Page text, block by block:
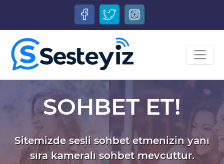
SOHBET ET!
Sitemizde sesli sohbet etmenizin yanı
sıra kameralı sohbet mevcuttur.